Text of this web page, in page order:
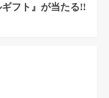
フト』が当たる!!